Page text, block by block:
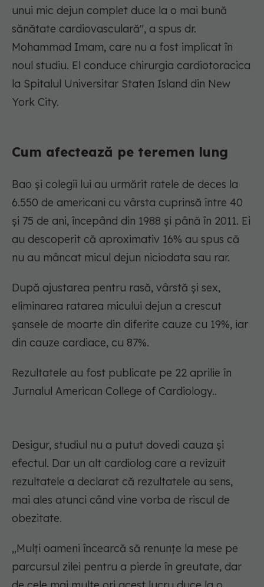
unui mic dejun complet duce la o mai bună
sănătate cardiovasculară", a spus dr.
Mohammad Imam, care nu a fost implicat în
noul studiu. El conduce chirurgia cardiotoracica
la Spitalul Universitar Staten Island din New
York City.
Cum afectează pe teremen lung
Bao și colegii lui au urmărit ratele de deces la
6.550 de americani cu vârsta cuprinsă între 40
și 75 de ani, începând din 1988 și până în 2011. Ei
au descoperit că aproximativ 16% au spus că
nu au mâncat micul dejun niciodata sau rar.
După ajustarea pentru rasă, vârstă și sex,
eliminarea ratarea micului dejun a crescut
șansele de moarte din diferite cauze cu 19%, iar
din cauze cardiace, cu 87%.
Rezultatele au fost publicate pe 22 aprilie în
Jurnalul American College of Cardiology..
Desigur, studiul nu a putut dovedi cauza și
efectul. Dar un alt cardiolog care a revizuit
rezultatele a declarat că rezultatele au sens,
mai ales atunci când vine vorba de riscul de
obezitate.
„Mulți oameni încearcă să renunțe la mese pe
parcursul zilei pentru a pierde în greutate, dar